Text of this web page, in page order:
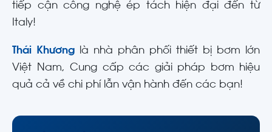
tiếp cận công nghệ ép tách hiện đại đến từ
Italy!
Thái Khương
là nhà phân phối thiết bị bơm lớn
Việt Nam, Cung cấp các giải pháp bơm hiệu
quả cả về chi phí lẫn vận hành đến các bạn!